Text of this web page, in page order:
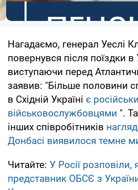
Нагадаємо, генерал Уеслі
повернувся після поїздки в
виступаючи перед
заявив: "Більше половини
в Східній Україні є
військовослужбовцями ".
інших співробітників
Донбасі виявилося темне
Читайте: У Росії розповіли,
представник ОБСЄ з